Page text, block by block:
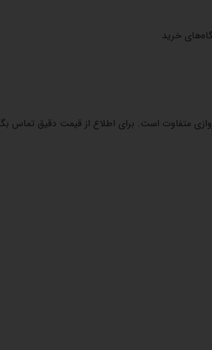
خرید
متفاوت است. برای اطلاع از قیمت دقیق تماس